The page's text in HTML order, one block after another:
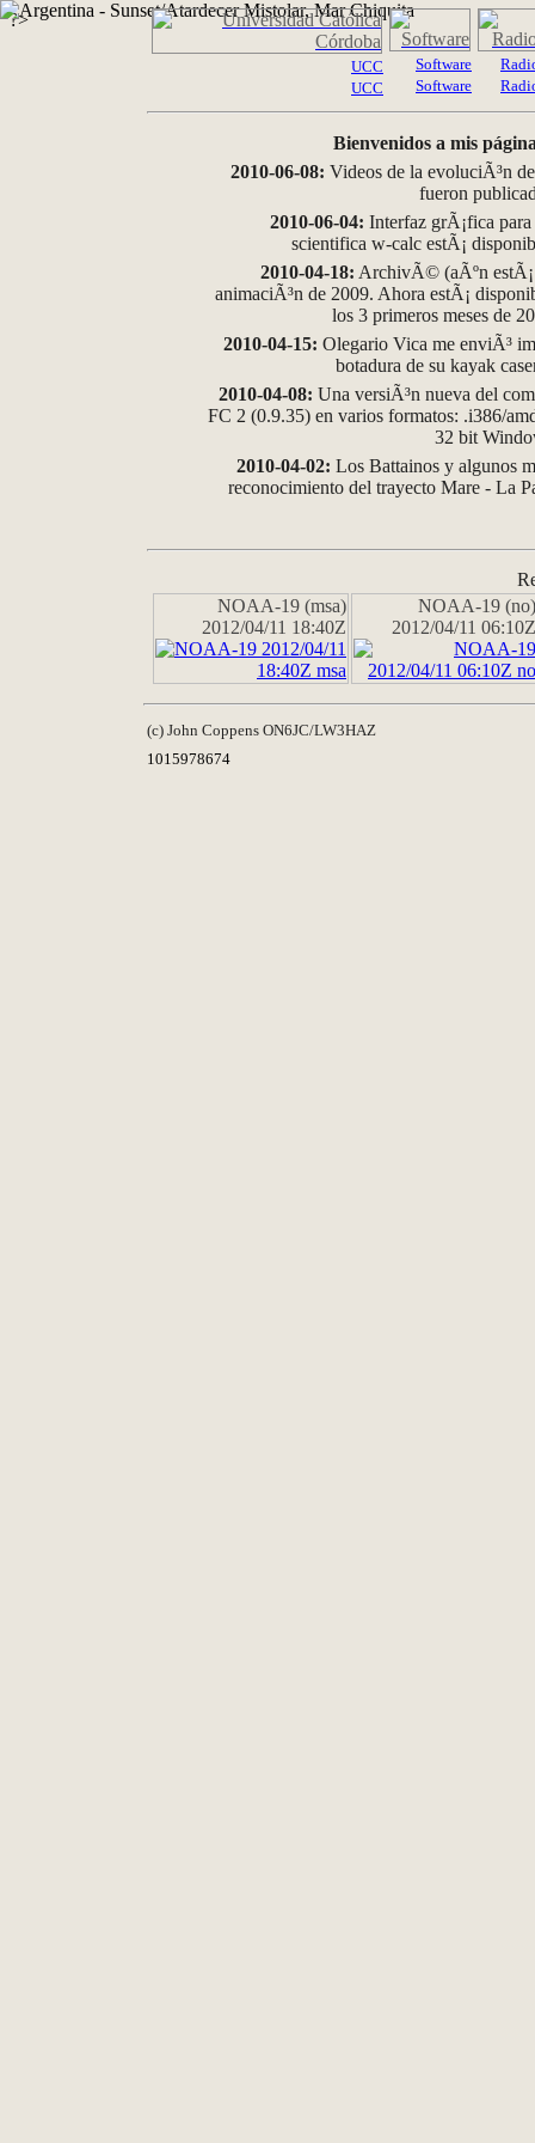
?>
UCC
UCC
Software
Software
Bienvenidos a mis
2010-06-08: Videos de la evoluciÃ³n
fueron
2010-06-04: Interfaz grÃ¡fica
scientifica w-calc estÃ¡
2010-04-18: ArchivÃ© (aÃºn
animaciÃ³n de 2009. Ahora estÃ¡
los 3 primeros meses de
2010-04-15: Olegario Vica me enviÃ³
botadura de su kayak
2010-04-08: Una versiÃ³n nueva del
FC 2 (0.9.35) en varios formatos: .i386/
32 bit
2010-04-02: Los Battainos y algunos
reconocimiento del trayecto Mare - La
NOAA-19 (msa)
2012/04/11 18:40Z
NOAA-19 (no)
2012/04/11 06:10Z
(c) John Coppens ON6JC/LW3HAZ
1015978674